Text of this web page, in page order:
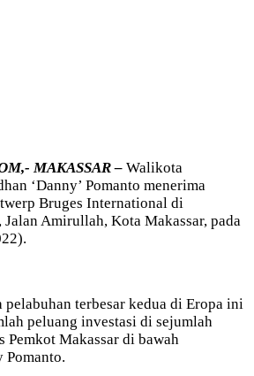
MAKASSAR – Walikota
‘Danny’ Pomanto menerima
Bruges International di
Amirullah, Kota Makassar, pada
pelabuhan terbesar kedua di Eropa ini
peluang investasi di sejumlah
Pemkot Makassar di bawah
Pomanto.